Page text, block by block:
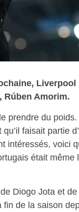
Rúben Amorim.
prendre du poids.
faisait partie
intéressés, voici
était même
Diogo Jota et
de la saison